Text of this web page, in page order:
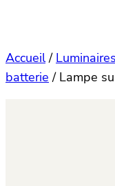
e
Accueil/ Luminaires
batterie / Lampe